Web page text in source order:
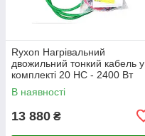
Ryxon Нагрівальний
двожильний тонкий кабель у
комплекті 20 HC - 2400 Вт
(120 м)
В наявності
13 880 ₴